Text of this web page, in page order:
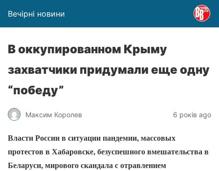
Вечірні новини
В оккупированном Крыму
захватчики придумали еще одну
“победу”
Максим Королев 6 років ago
Власти России в ситуации пандемии, массовых
протестов в Хабаровске, безуспешного вмешательства в
Беларуси, мирового скандала с отравлением